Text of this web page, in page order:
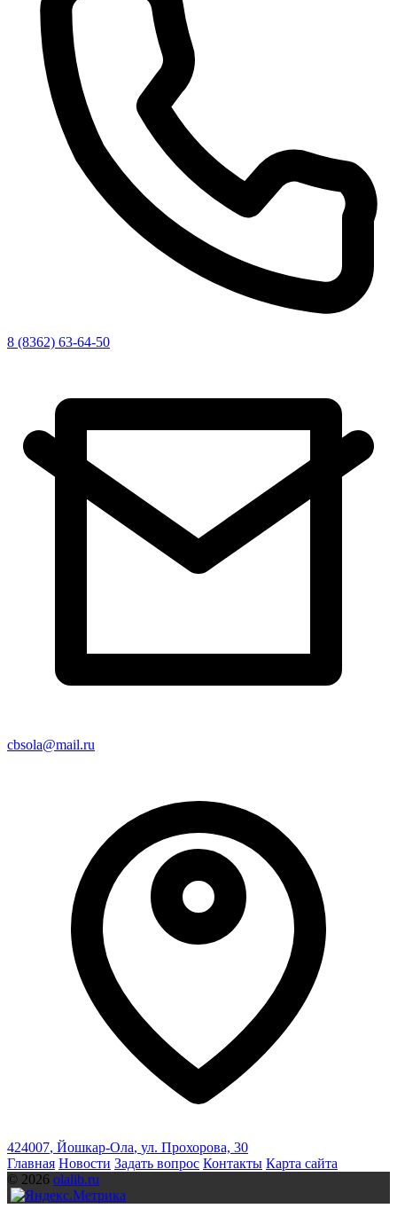
8 (8362) 63-64-50
cbsola@mail.ru
424007, Йошкар-Ола, ул. Прохорова, 30
Главная Новости Задать вопрос Контакты Карта сайта
© 2026 olalib.ru